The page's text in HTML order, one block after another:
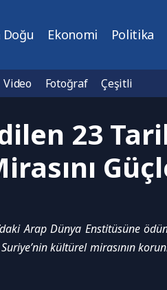
Ekonomi Politika
Video Fotoğraf Çeşitli
23
Arap Dünya Enstitüsüne
kültürel mirasının